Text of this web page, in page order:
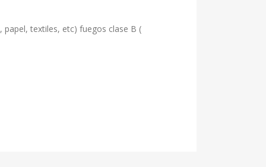
textiles, etc) fuegos clase B (